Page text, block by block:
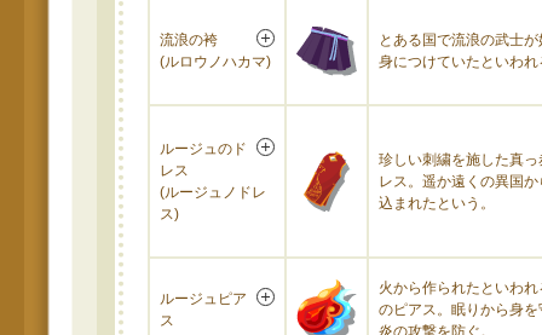
流浪の袴
(ルロウノハカマ)
とある国で流浪の武士
身につけていたといわれ
ルージュのド
レス
(ルージュノドレ
ス)
珍しい刺繍を施した真っ
レス。遥か遠くの異国か
込まれたという。
ルージュピア
ス
火から作られたといわれ
のピアス。眠りから身を
炎の攻撃を防ぐ。